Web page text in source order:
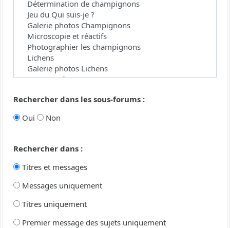
Rechercher dans les sous-forums :
Oui
Non
Rechercher dans :
Titres et messages
Messages uniquement
Titres uniquement
Premier message des sujets uniquement